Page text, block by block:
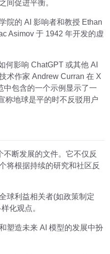
间促进平衡。
院的 AI 影响者和教授 Ethan
Asimov 于 1942 年开发的虚
何影响 ChatGPT 或其他 AI
术作家 Andrew Curran 在 X
中包含的一个示例显示了一
称地球是平的时不反驳用户
断发展的文件。它不仅反
将根据持续的研究和社区反
球利益相关者(如政策制定
化观点。
塑造未来 AI 模型的发展中扮